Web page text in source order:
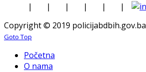
| | | | |
|
Copyright © 2019 policijabdbih.gov.ba
Goto Top
Početna
O nama